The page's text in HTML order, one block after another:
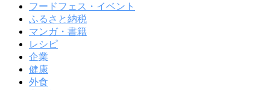
フードフェス・イベント
ふるさと納税
マンガ・書籍
レシピ
企業
健康
外食